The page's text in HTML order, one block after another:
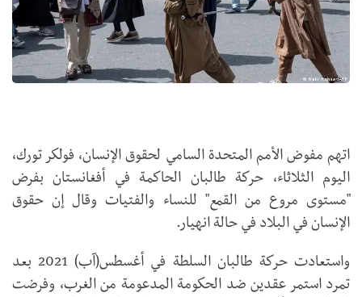
اتهم مفوض الأمم المتحدة السامي لحقوق الإنسان، فولكر تورك،
اليوم الثلاثاء، حركة طالبان الحاكمة في أفغانستان بفرض
"مستوى مروع من القمع" للنساء والفتيات وقال إن حقوق
الإنسان في البلاد في حالة انهيار.
واستعادت حركة طالبان السلطة في أغسطس(آب) 2021 بعد
تمرد استمر عقدين ضد الحكومة المدعومة من الغرب، وفرضت